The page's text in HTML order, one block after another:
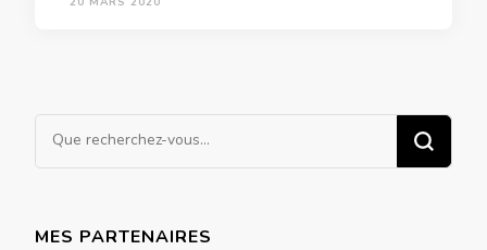
Vous
MES PARTENAIRES